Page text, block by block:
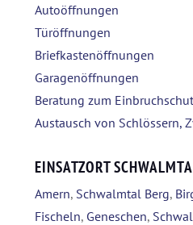
Autoöffnungen
Türöffnungen
Briefkastenöffnungen
Garagenöffnungen
Beratung zum
Austausch von Schlössern,
EINSATZORT
Amern, Schwalmtal Berg,
Fischeln, Geneschen,